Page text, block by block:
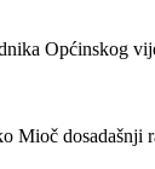
Općinskog
dosadašnji